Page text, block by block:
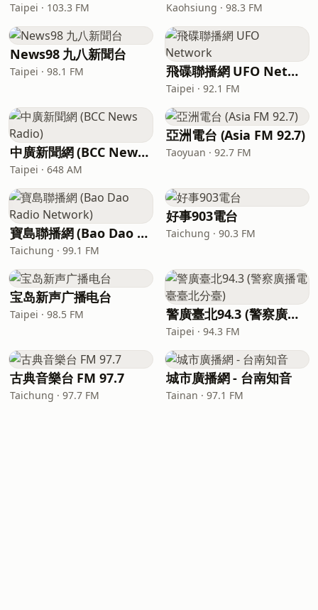
Taipei · 103.3 FM Kaohsiung · 98.3 FM
News98 九八新聞台
Taipei · 98.1 FM 飛碟聯播網 UFO Network
Taipei · 92.1 FM
中廣新聞網 (BCC News Radio)
Taipei · 648 AM
亞洲電台 (Asia FM 92.7)
Taoyuan · 92.7 FM
寶島聯播網 (Bao Dao Radio Network)
Taichung · 99.1 FM
好事903電台
Taichung · 90.3 FM
宝岛新声广播电台
Taipei · 98.5 FM 警廣臺北94.3 (警察廣播電臺臺北分臺)
Taipei · 94.3 FM
古典音樂台 FM 97.7
Taichung · 97.7 FM
城市廣播網 - 台南知音
Tainan · 97.1 FM